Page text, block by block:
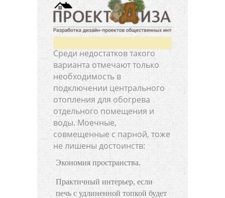
Среди недостатков такого
варианта отмечают только
необходимость в
подключении центрального
отопления для обогрева
отдельного помещения и
воды. Моечные,
совмещенные с парной, тоже
не лишены достоинств:
Экономия пространства.
Практичный интерьер, если
печь с удлиненной топкой будет